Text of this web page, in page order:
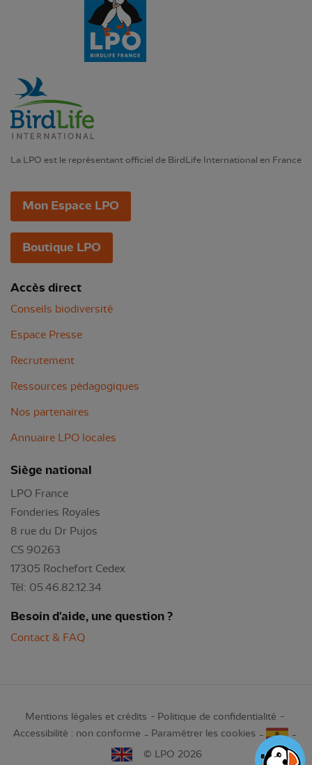
La LPO est le représentant officiel de BirdLife International en France
Mon Espace LPO
Boutique LPO
Accès direct
Conseils biodiversité
Espace Presse
Recrutement
Ressources pédagogiques
Nos partenaires
Annuaire LPO locales
Siège national
LPO France
Fonderies Royales
8 rue du Dr Pujos
CS 90263
17305 Rochefort Cedex
Tél: 05.46.82.12.34
Besoin d'aide, une question ?
Contact & FAQ
Mentions légales et crédits
Politique de confidentialité
Accessibilité : non conforme
Paramétrer les cookies
© LPO 2026